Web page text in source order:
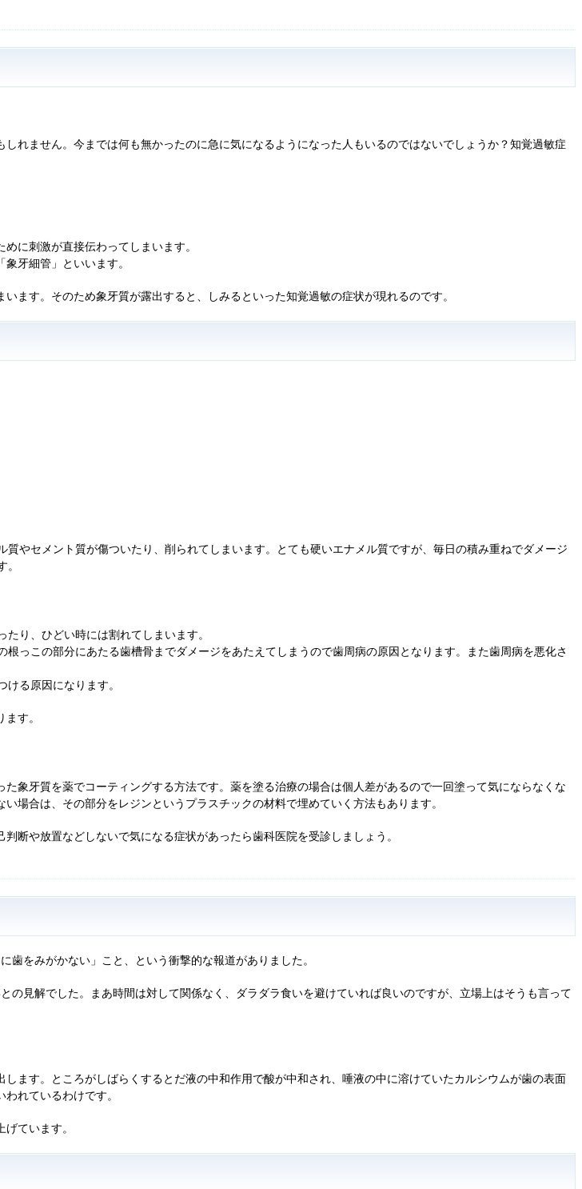
れません。今までは何も無かったのに急に気になるようになった人もいるのではないでしょうか？知覚過敏症
に刺激が直接伝わってしまいます。
牙細管」といいます。
ます。そのため象牙質が露出すると、しみるといった知覚過敏の症状が現れるのです。
やセメント質が傷ついたり、削られてしまいます。とても硬いエナメル質ですが、毎日の積み重ねでダメージ
。
り、ひどい時には割れてしまいます。
っこの部分にあたる歯槽骨までダメージをあたえてしまうので歯周病の原因となります。また歯周病を悪化さ
る原因になります。
す。
象牙質を薬でコーティングする方法です。薬を塗る治療の場合は個人差があるので一回塗って気にならなくな
場合は、その部分をレジンというプラスチックの材料で埋めていく方法もあります。
断や放置などしないで気になる症状があったら歯科医院を受診しましょう。
歯をみがかない」こと、という衝撃的な報道がありました。
の見解でした。まあ時間は対して関係なく、ダラダラ食いを避けていれば良いのですが、立場上はそうも言って
ます。ところがしばらくするとだ液の中和作用で酸が中和され、唾液の中に溶けていたカルシウムが歯の表面
れているわけです。
ています。